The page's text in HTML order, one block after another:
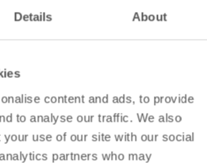
Details About
content and ads, to provide
to analyse our traffic. We also
your use of our site with our social
partners who may